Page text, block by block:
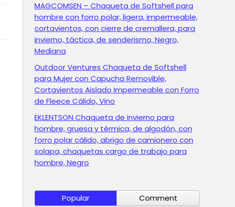
MAGCOMSEN – Chaqueta de Softshell para
hombre con forro polar, ligera, impermeable,
cortavientos, con cierre de cremallera, para
invierno, táctica, de senderismo, Negro,
Mediana
Outdoor Ventures Chaqueta de Softshell
para Mujer con Capucha Removible,
Cortavientos Aislado Impermeable con Forro
de Fleece Cálido, Vino
EKLENTSON Chaqueta de invierno para
hombre, gruesa y térmica, de algodón, con
forro polar cálido, abrigo de camionero con
solapa, chaquetas cargo de trabajo para
hombre, Negro
Popular Comment